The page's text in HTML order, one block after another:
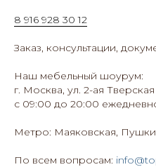
8 916 928 30 12
Заказ, консультации,
Наш мебельный шоурум:
г. Москва, ул. 2-ая
с 09:00 до 20:00
Метро: Маяковская,
По всем вопросам: